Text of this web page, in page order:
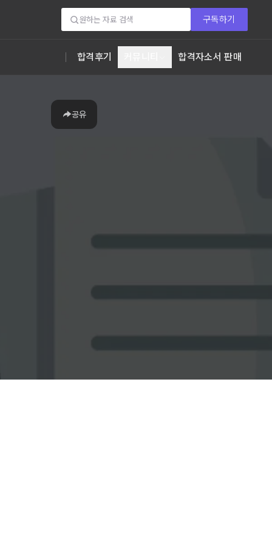
구독하기
합격후기 합격자소서 판매
공유